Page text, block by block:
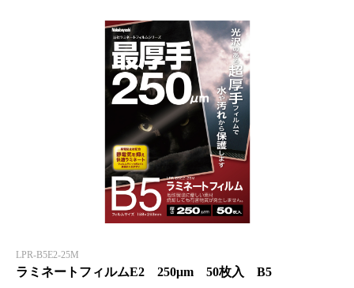
LPR-B5E2-25M
ラミネートフィルムE2 250μm 50枚入 B5